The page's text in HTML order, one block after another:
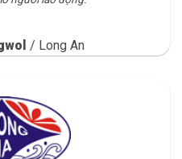
/ Long An